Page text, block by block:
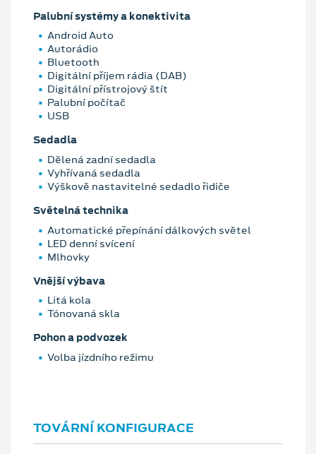
Palubní systémy a konektivita
Android Auto
Autorádio
Bluetooth
Digitální příjem rádia (DAB)
Digitální přístrojový štít
Palubní počítač
USB
Sedadla
Dělená zadní sedadla
Vyhřívaná sedadla
Výškově nastavitelné sedadlo řidiče
Světelná technika
Automatické přepínání dálkových světel
LED denní svícení
Mlhovky
Vnější výbava
Litá kola
Tónovaná skla
Pohon a podvozek
Volba jízdního režimu
TOVÁRNÍ KONFIGURACE